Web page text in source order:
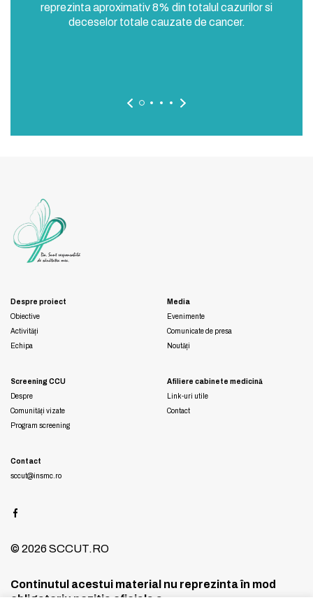
reprezinta aproximativ 8% din totalul cazurilor si
deceselor totale cauzate de cancer.
Despre proiect
Obiective
Activități
Echipa
Media
Evenimente
Comunicate de presa
Noutăți
Screening CCU
Despre
Comunități vizate
Program screening
Afiliere cabinete medicină
Link-uri utile
Contact
Contact
sccut@insmc.ro
© 2026 SCCUT.RO
Continutul acestui material nu reprezinta în mod